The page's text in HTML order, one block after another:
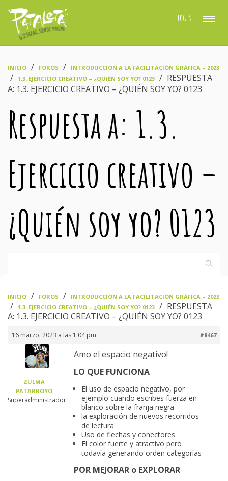
LOGIN
INICIO FOROS INTRODUCCIÓN A LA FACILITACIÓN GRÁFICA – 2023
1.3. EJERCICIO CREATIVO – ¿QUIÉN SOY YO? 0123
RESPUESTA
A: 1.3. EJERCICIO CREATIVO – ¿QUIÉN SOY YO? 0123
Respuesta a: 1.3.
Ejercicio creativo –
¿Quién soy yo? 0123
INICIO FOROS INTRODUCCIÓN A LA FACILITACIÓN GRÁFICA – 2023
1.3. EJERCICIO CREATIVO – ¿QUIÉN SOY YO? 0123
RESPUESTA
A: 1.3. EJERCICIO CREATIVO – ¿QUIÉN SOY YO? 0123
16 marzo, 2023 a las 1:04 pm #8467
ZULMA
PATARROYO
Superadministrador
Amo el espacio negativo!
LO QUE FUNCIONA
El uso de espacio negativo, por
ejemplo cuando escribes fuerza en
blanco sobre la franja negra
la exploración de nuevos recorridos
de lectura
Uso de flechas y conectores
El color fuerte y atractivo pero
todavía generando orden categorías
POR MEJORAR o EXPLORAR